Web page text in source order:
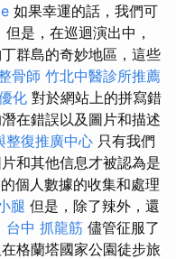
如果幸運的話，我們可
是，在巡迴演出中，
群島的奇妙地區，這些
骨師 竹北中醫診所推薦
化 對於網站上的拼寫錯
在錯誤以及圖片和描述
整復推廣中心 只有我們
和其他信息才被認為是
個人數據的收集和處理
腿 但是，除了辣外，還
台中 抓龍筋 儘管征服了
格蘭塔國家公園徒步旅